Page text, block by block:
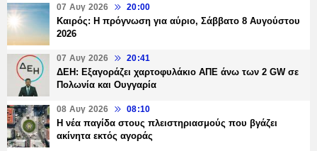
07 Αυγ 2026 20:00
Καιρός: Η πρόγνωση για αύριο, Σάββατο 8 Αυγούστου
2026
07 Αυγ 2026 20:41
ΔΕΗ: Εξαγοράζει χαρτοφυλάκιο ΑΠΕ άνω των 2 GW σε
Πολωνία και Ουγγαρία
08 Αυγ 2026 08:10
Η νέα παγίδα στους πλειστηριασμούς που βγάζει
ακίνητα εκτός αγοράς